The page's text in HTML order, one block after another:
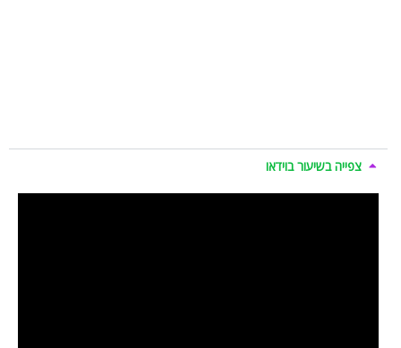
צפייה בשיעור בוידאו